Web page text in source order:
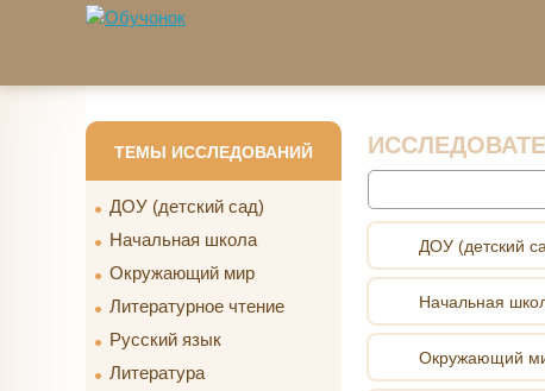
Перейти к основному содержанию
ТЕМЫ ИССЛЕДОВАНИЙ
ДОУ (детский сад)
Начальная школа
Окружающий мир
Литературное чтение
Русский язык
Литература
ДОУ (детский
Начальная
Окружающий